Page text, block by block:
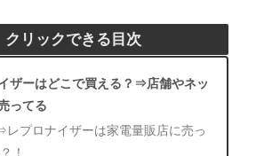
クリックできる目次
ザーはどこで買える？⇒店舗やネッ
ってる
レプロナイザーは家電量販店に売っ
！